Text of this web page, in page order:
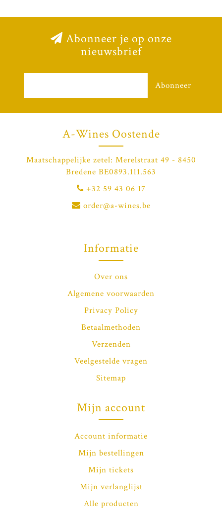
Abonneer je op onze
nieuwsbrief
Abonneer
A-Wines Oostende
Maatschappelijke zetel: Merelstraat 49 - 8450
Bredene BE0893.111.563
+32 59 43 06 17
order@a-wines.be
Informatie
Over ons
Algemene voorwaarden
Privacy Policy
Betaalmethoden
Verzenden
Veelgestelde vragen
Sitemap
Mijn account
Account informatie
Mijn bestellingen
Mijn tickets
Mijn verlanglijst
Alle producten